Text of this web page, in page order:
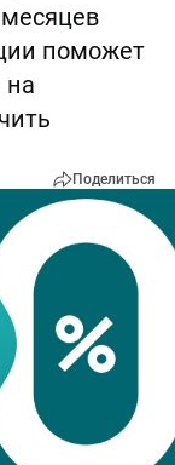
поможет
на
Поделиться